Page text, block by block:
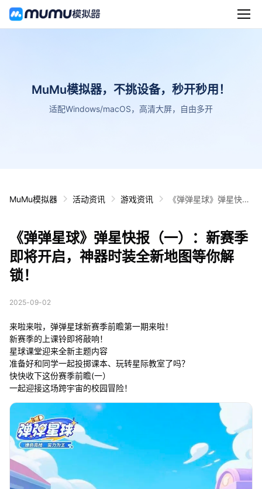
MuMu模拟器，不挑设备，秒开秒用！
适配Windows/macOS，高清大屏，自由多开
MuMu模拟器 活动资讯 游戏资讯
《弹弹星球》弹星快报
等你解锁！
《弹弹星球》弹星快报（一）：新赛季
即将开启，神器时装全新地图等你解
锁！
2025-09-02
来啦来啦，弹弹星球新赛季前瞻第一期来啦！
新赛季的上课铃即将敲响！
星球课堂迎来全新主题内容
准备好和同学一起投掷课本、玩转星际教室了吗？
快快收下这份赛季前瞻(一）
一起迎接这场跨宇宙的校园冒险！